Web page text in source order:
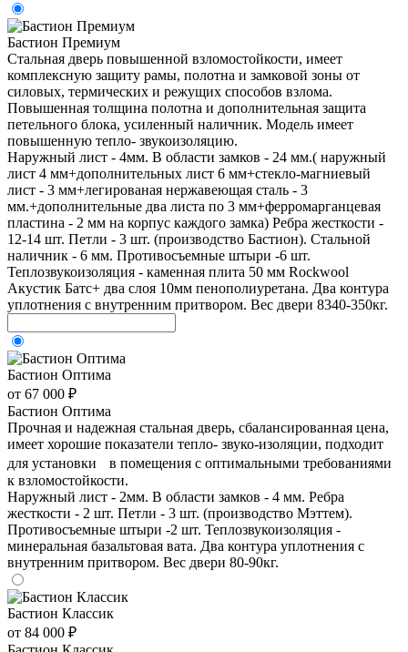
Бастион Премиум
Стальная дверь повышенной взломостойкости, имеет
комплексную защиту рамы, полотна и замковой зоны от
силовых, термических и режущих способов взлома.
Повышенная толщина полотна и дополнительная защита
петельного блока, усиленный наличник. Модель имеет
повышенную тепло- звукоизоляцию.
Наружный лист - 4мм. В области замков - 24 мм.( наружный
лист 4 мм+дополнительных лист 6 мм+стекло-магниевый
лист - 3 мм+легированая нержавеющая сталь - 3
мм.+дополнительные два листа по 3 мм+ферромарганцевая
пластина - 2 мм на корпус каждого замка) Ребра жесткости -
12-14 шт. Петли - 3 шт. (производство Бастион). Стальной
наличник - 6 мм. Противосъемные штыри -6 шт.
Теплозвукоизоляция - каменная плита 50 мм Rockwool
Акустик Батс+ два слоя 10мм пенополиуретана. Два контура
уплотнения с внутренним притвором. Вес двери 8340-350кг.
Бастион Оптима
от 67 000 ₽
Бастион Оптима
Прочная и надежная стальная дверь, сбалансированная цена,
имеет хорошие показатели тепло- звуко-изоляции, подходит
для установки в помещения с оптимальными требованиями
к взломостойкости.
Наружный лист - 2мм. В области замков - 4 мм. Ребра
жесткости - 2 шт. Петли - 3 шт. (производство Мэттем).
Противосъемные штыри -2 шт. Теплозвукоизоляция -
минеральная базальтовая вата. Два контура уплотнения с
внутренним притвором. Вес двери 80-90кг.
Бастион Классик
от 84 000 ₽